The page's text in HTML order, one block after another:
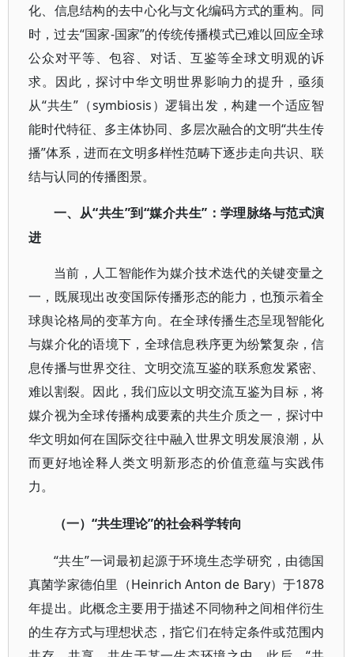
化、信息结构的去中心化与文化编码方式的重构。同
时，过去“国家-国家”的传统传播模式已难以回应全球
公众对平等、包容、对话、互鉴等全球文明观的诉
求。因此，探讨中华文明世界影响力的提升，亟须
从“共生”（symbiosis）逻辑出发，构建一个适应智
能时代特征、多主体协同、多层次融合的文明“共生传
播”体系，进而在文明多样性范畴下逐步走向共识、联
结与认同的传播图景。
一、从“共生”到“媒介共生”：学理脉络与范式演
进
当前，人工智能作为媒介技术迭代的关键变量之
一，既展现出改变国际传播形态的能力，也预示着全
球舆论格局的变革方向。在全球传播生态呈现智能化
与媒介化的语境下，全球信息秩序更为纷繁复杂，信
息传播与世界交往、文明交流互鉴的联系愈发紧密、
难以割裂。因此，我们应以文明交流互鉴为目标，将
媒介视为全球传播构成要素的共生介质之一，探讨中
华文明如何在国际交往中融入世界文明发展浪潮，从
而更好地诠释人类文明新形态的价值意蕴与实践伟
力。
（一） “共生理论”的社会科学转向
“共生”一词最初起源于环境生态学研究，由德国
真菌学家德伯里（Heinrich Anton de Bary）于1878
年提出。此概念主要用于描述不同物种之间相伴衍生
的生存方式与理想状态，指它们在特定条件或范围内